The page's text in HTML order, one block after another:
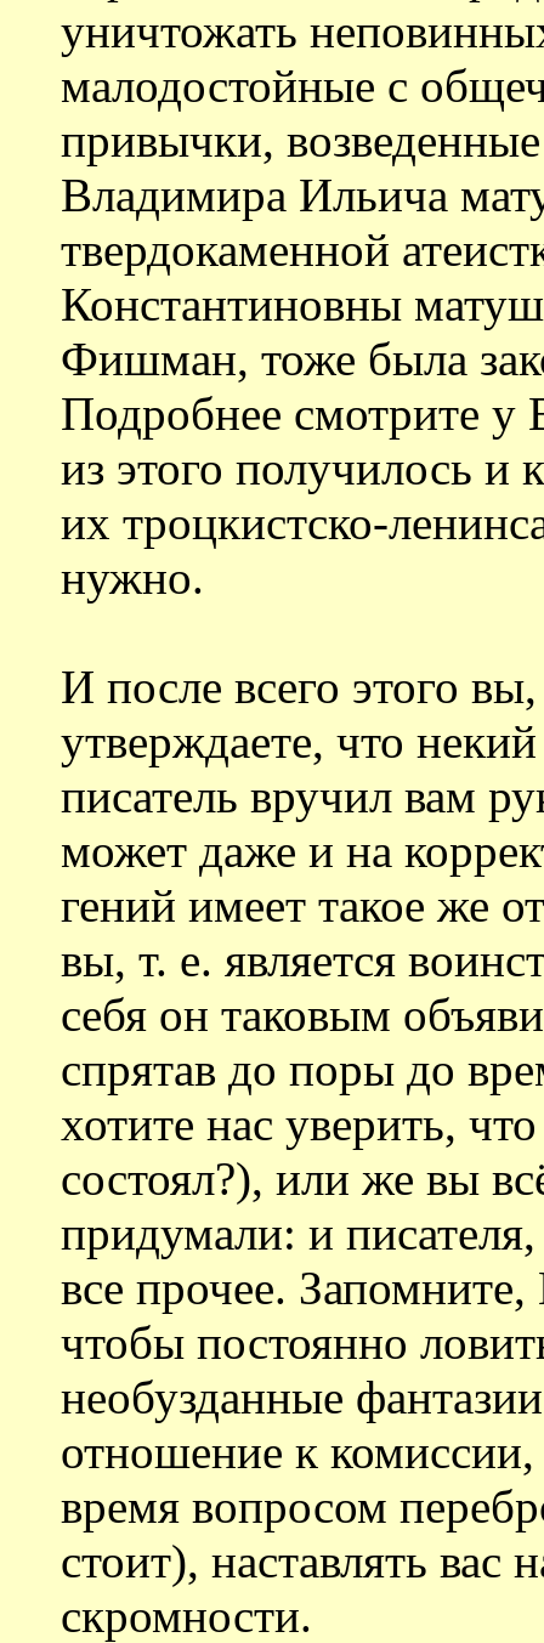
уничтожать
малодостойные с
привычки,
Владимира Ильича
твердокаменной
Константиновны
Фишман, тоже была
Подробнее смотрите
из этого получилось и
их троцкистско-
нужно.
И после всего этого
утверждаете, что
писатель вручил вам
может даже и на
гений имеет такое же
вы, т. е. является
себя он таковым
спрятав до поры до
хотите нас уверить,
состоял?), или же вы
придумали: и
все прочее. Запомните,
чтобы постоянно
необузданные
отношение к комиссии,
время вопросом
стоит), наставлять вас
скромности.